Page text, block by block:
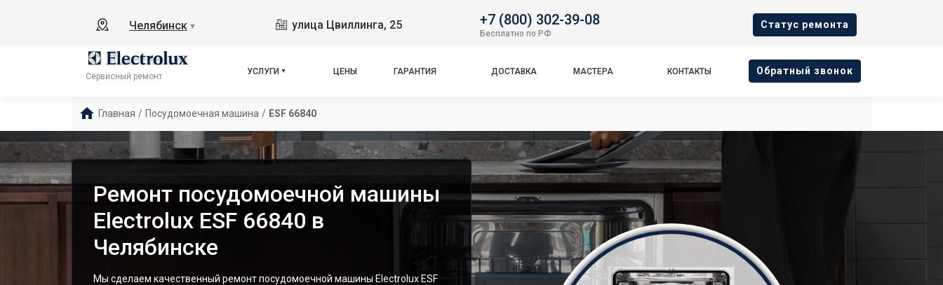
Челябинск ▼ улица Цвиллинга, 25 +7 (800) 302-39-08
Бесплатно по РФ
Cтатус ремонта
Сервисный ремонт
УСЛУГИ ЦЕНЫ ГАРАНТИЯ ДОСТАВКА МАСТЕРА КОНТАКТЫ Oбратный звонок
Главная / Посудомоечная машина / ESF 66840
Ремонт посудомоечной машины
Electrolux ESF 66840 в
Челябинске
Мы сделаем качественный ремонт посудомоечной машины Electrolux ESF